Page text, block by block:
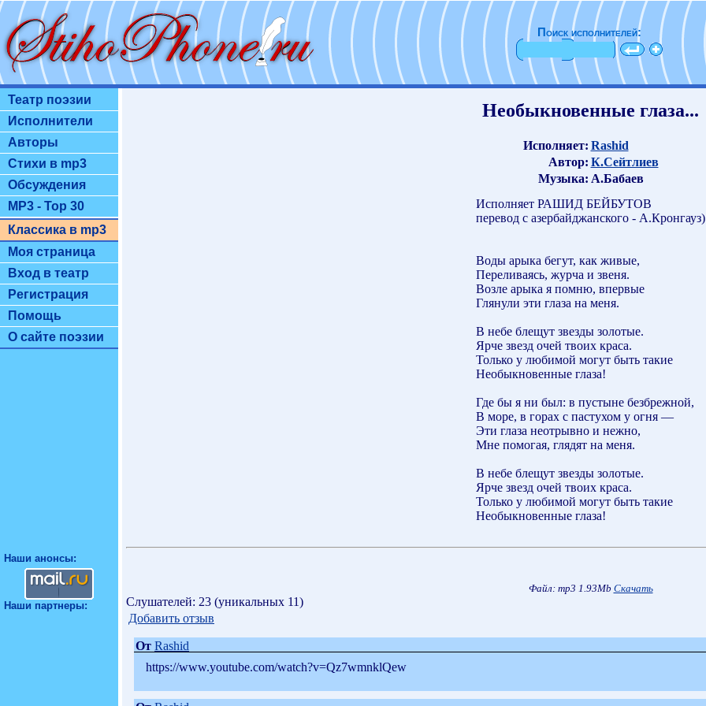
Поиск исполнителей:
Театр поэзии
Исполнители
Авторы
Стихи в mp3
Обсуждения
MP3 - Top 30
Классика в mp3
Моя страница
Вход в театр
Регистрация
Помощь
О сайте поэзии
Наши анонсы:
Наши партнеры:
Необыкновенные глаза...
Исполняет: Rashid
Автор: К.Сейтлиев
Музыка: А.Бабаев
Исполняет РАШИД БЕЙБУТОВ
перевод с азербайджанского - А.Кронгауз)
Воды арыка бегут, как живые,
Переливаясь, журча и звеня.
Возле арыка я помню, впервые
Глянули эти глаза на меня.
В небе блещут звезды золотые.
Ярче звезд очей твоих краса.
Только у любимой могут быть такие
Необыкновенные глаза!
Где бы я ни был: в пустыне безбрежной,
В море, в горах с пастухом у огня —
Эти глаза неотрывно и нежно,
Мне помогая, глядят на меня.
В небе блещут звезды золотые.
Ярче звезд очей твоих краса.
Только у любимой могут быть такие
Необыкновенные глаза!
Файл: mp3 1.93Mb Скачать
Слушателей: 23 (уникальных 11)
Добавить отзыв
От Rashid
https://www.youtube.com/watch?v=Qz7wmnklQew